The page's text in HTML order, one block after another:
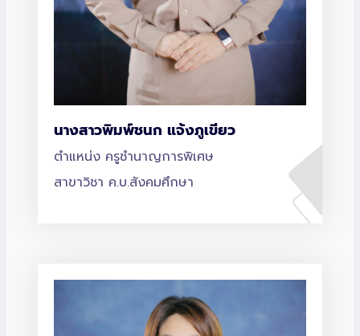
นางสาวพิมพ์ชนก แจ้งภูเขียว
ตำแหน่ง ครูชำนาญการพิเศษ
สาขาวิชา ค.บ.สังคมศึกษา